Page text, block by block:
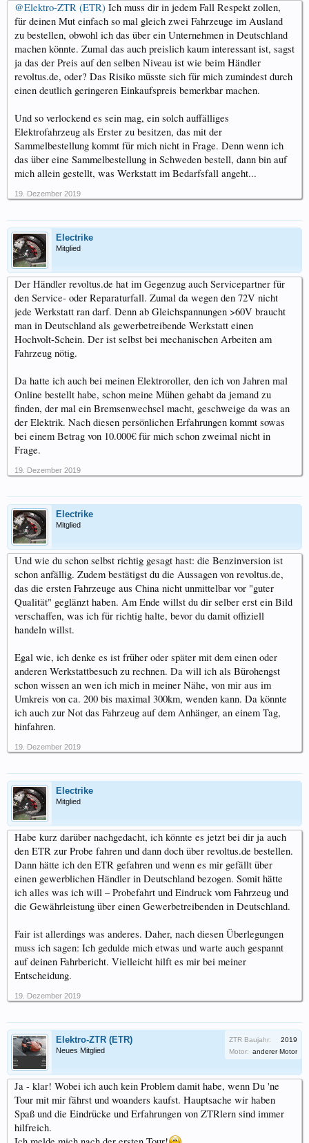
@Elektro-ZTR (ETR) Ich muss dir in jedem Fall Respekt zollen,
für deinen Mut einfach so mal gleich zwei Fahrzeuge im Ausland
zu bestellen, obwohl ich das über ein Unternehmen in Deutschland
machen könnte. Zumal das auch preislich kaum interessant ist, sagst
ja das der Preis auf den selben Niveau ist wie beim Händler
revoltus.de, oder? Das Risiko müsste sich für mich zumindest durch
einen deutlich geringeren Einkaufspreis bemerkbar machen.
Und so verlockend es sein mag, ein solch auffälliges
Elektrofahrzeug als Erster zu besitzen, das mit der
Sammelbestellung kommt für mich nicht in Frage. Denn wenn ich
das über eine Sammelbestellung in Schweden bestell, dann bin auf
mich allein gestellt, was Werkstatt im Bedarfsfall angeht...
19. Dezember 2019
Electrike
Mitglied
Der Händler revoltus.de hat im Gegenzug auch Servicepartner für
den Service- oder Reparaturfall. Zumal da wegen den 72V nicht
jede Werkstatt ran darf. Denn ab Gleichspannungen >60V braucht
man in Deutschland als gewerbetreibende Werkstatt einen
Hochvolt-Schein. Der ist selbst bei mechanischen Arbeiten am
Fahrzeug nötig.
Da hatte ich auch bei meinen Elektroroller, den ich von Jahren mal
Online bestellt habe, schon meine Mühen gehabt da jemand zu
finden, der mal ein Bremsenwechsel macht, geschweige da was an
der Elektrik. Nach diesen persönlichen Erfahrungen kommt sowas
bei einem Betrag von 10.000€ für mich schon zweimal nicht in
Frage.
19. Dezember 2019
Electrike
Mitglied
Und wie du schon selbst richtig gesagt hast: die Benzinversion ist
schon anfällig. Zudem bestätigst du die Aussagen von revoltus.de,
das die ersten Fahrzeuge aus China nicht unmittelbar vor "guter
Qualität" geglänzt haben. Am Ende willst du dir selber erst ein Bild
verschaffen, was ich für richtig halte, bevor du damit offiziell
handeln willst.
Egal wie, ich denke es ist früher oder später mit dem einen oder
anderen Werkstattbesuch zu rechnen. Da will ich als Bürohengst
schon wissen an wen ich mich in meiner Nähe, von mir aus im
Umkreis von ca. 200 bis maximal 300km, wenden kann. Da könnte
ich auch zur Not das Fahrzeug auf dem Anhänger, an einem Tag,
hinfahren.
19. Dezember 2019
Electrike
Mitglied
Habe kurz darüber nachgedacht, ich könnte es jetzt bei dir ja auch
den ETR zur Probe fahren und dann doch über revoltus.de bestellen.
Dann hätte ich den ETR gefahren und wenn es mir gefällt über
einen gewerblichen Händler in Deutschland bezogen. Somit hätte
ich alles was ich will – Probefahrt und Eindruck vom Fahrzeug und
die Gewährleistung über einen Gewerbetreibenden in Deutschland.
Fair ist allerdings was anderes. Daher, nach diesen Überlegungen
muss ich sagen: Ich gedulde mich etwas und warte auch gespannt
auf deinen Fahrbericht. Vielleicht hilft es mir bei meiner
Entscheidung.
19. Dezember 2019
Elektro-ZTR (ETR)
Neues Mitglied
ZTR Baujahr:
2019
Motor: anderer Motor
Ja - klar! Wobei ich auch kein Problem damit habe, wenn Du 'ne
Tour mit mir fährst und woanders kaufst. Hauptsache wir haben
Spaß und die Eindrücke und Erfahrungen von ZTRlern sind immer
hilfreich.